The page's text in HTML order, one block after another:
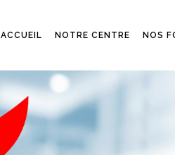
ACCUEIL NOTRE CENTRE NOS